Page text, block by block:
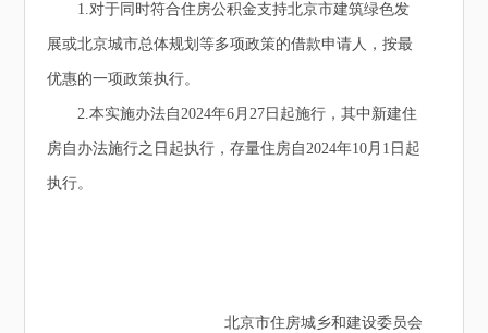
1.对于同时符合住房公积金支持北京市建筑绿色发
展或北京城市总体规划等多项政策的借款申请人，按最
优惠的一项政策执行。
2.本实施办法自2024年6月27日起施行，其中新建住
房自办法施行之日起执行，存量住房自2024年10月1日起
执行。
北京市住房城乡和建设委员会